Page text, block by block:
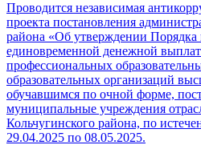
Проводится независимая
проекта постановления
района «Об утверждении Порядка
единовременной денежной
профессиональных
образовательных организаций
обучавшимся по очной форме,
муниципальные учреждения
Кольчугинского района, по
29.04.2025 по 08.05.2025.